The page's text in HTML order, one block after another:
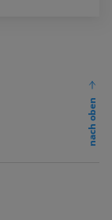
nach oben